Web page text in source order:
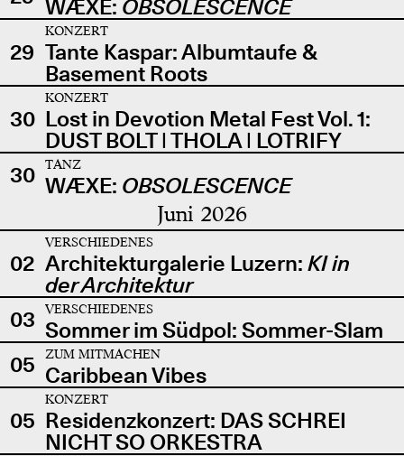
WÆXE: OBSOLESCENCE
29
KONZERT
Tante Kaspar: Albumtaufe &
Basement Roots
30
KONZERT
Lost in Devotion Metal Fest Vol. 1:
DUST BOLT | THOLA | LOTRIFY
30
TANZ
WÆXE: OBSOLESCENCE
Juni 2026
02
VERSCHIEDENES
Architekturgalerie Luzern: KI in
der Architektur
03
VERSCHIEDENES
Sommer im Südpol: Sommer-Slam
05
ZUM MITMACHEN
Caribbean Vibes
05
KONZERT
Residenzkonzert: DAS SCHREI
NICHT SO ORKESTRA